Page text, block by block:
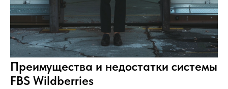
Преимущества и недостатки системы
FBS Wildberries